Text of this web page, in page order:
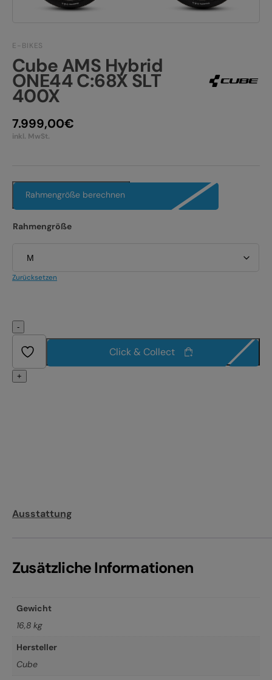
E-BIKE FULLY
E-BIKE HARDTAIL
E-BIKE TOUR
Alle entdecken
PRODUKTRÜCKRUFE
E-BIKES
Cube AMS Hybrid
ONE44 C:68X SLT
400X
7.999,00€
inkl. MwSt.
Rahmengröße berechnen
Rahmengröße
Zurücksetzen
-
+
Click & Collect
Ausstattung
Zusätzliche Informationen
Gewicht
16,8 kg
Hersteller
Cube